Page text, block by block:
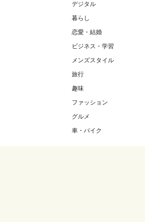
デジタル
暮らし
恋愛・結婚
ビジネス・学習
メンズスタイル
旅行
趣味
ファッション
グルメ
車・バイク